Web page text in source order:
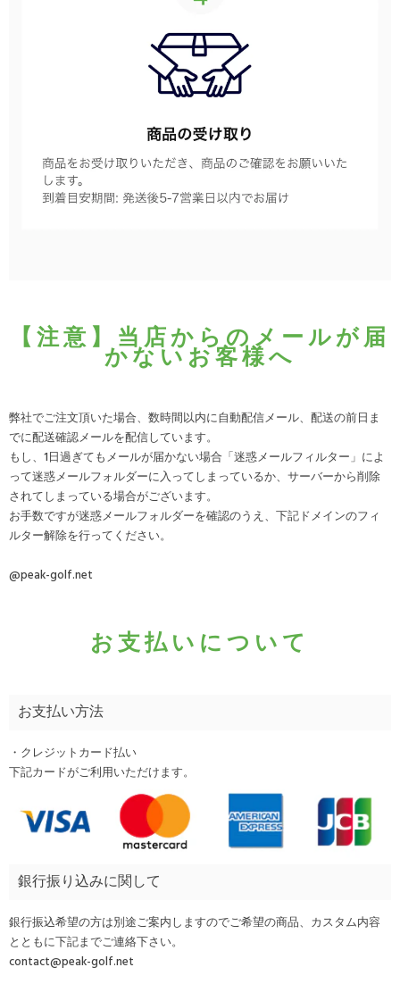
【注意】当店からのメールが届
かないお客様へ
弊社でご注文頂いた場合、数時間以内に自動配信メール、配送の前日ま
でに配送確認メールを配信しています。
もし、1日過ぎてもメールが届かない場合「迷惑メールフィルター」によ
って迷惑メールフォルダーに入ってしまっているか、サーバーから削除
されてしまっている場合がございます。
お手数ですが迷惑メールフォルダーを確認のうえ、下記ドメインのフィ
ルター解除を行ってください。
@peak-golf.net
お支払いについて
お支払い方法
・クレジットカード払い
下記カードがご利用いただけます。
銀行振り込みに関して
銀行振込希望の方は別途ご案内しますのでご希望の商品、カスタム内容
とともに下記までご連絡下さい。
contact@peak-golf.net